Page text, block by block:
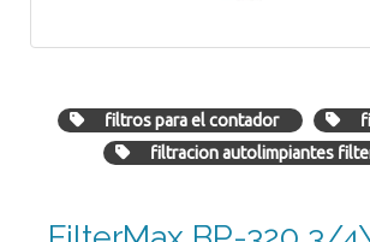
filtros para el contador
filtracion autolimpiantes